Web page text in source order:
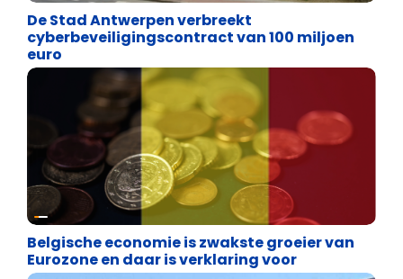
De Stad Antwerpen verbreekt
cyberbeveiligingscontract van 100 miljoen
euro
Binnenland politiek
Belgische economie is zwakste groeier van
Eurozone en daar is verklaring voor